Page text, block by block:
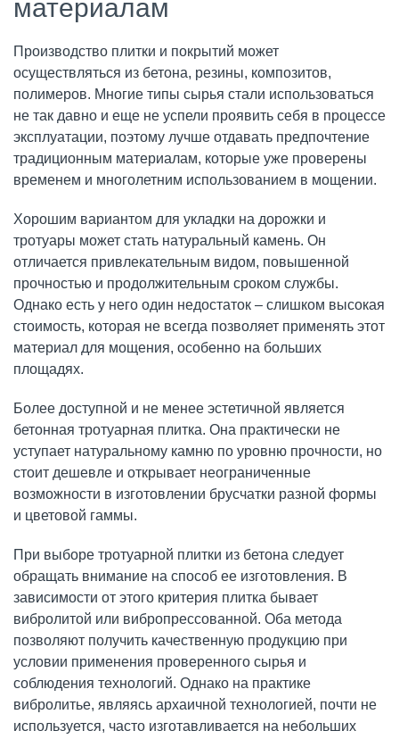
материалам
Производство плитки и покрытий может
осуществляться из бетона, резины, композитов,
полимеров. Многие типы сырья стали использоваться
не так давно и еще не успели проявить себя в процессе
эксплуатации, поэтому лучше отдавать предпочтение
традиционным материалам, которые уже проверены
временем и многолетним использованием в мощении.
Хорошим вариантом для укладки на дорожки и
тротуары может стать натуральный камень. Он
отличается привлекательным видом, повышенной
прочностью и продолжительным сроком службы.
Однако есть у него один недостаток – слишком высокая
стоимость, которая не всегда позволяет применять этот
материал для мощения, особенно на больших
площадях.
Более доступной и не менее эстетичной является
бетонная тротуарная плитка. Она практически не
уступает натуральному камню по уровню прочности, но
стоит дешевле и открывает неограниченные
возможности в изготовлении брусчатки разной формы
и цветовой гаммы.
При выборе тротуарной плитки из бетона следует
обращать внимание на способ ее изготовления. В
зависимости от этого критерия плитка бывает
вибролитой или вибропрессованной. Оба метода
позволяют получить качественную продукцию при
условии применения проверенного сырья и
соблюдения технологий. Однако на практике
вибролитье, являясь архаичной технологией, почти не
используется, часто изготавливается на небольших